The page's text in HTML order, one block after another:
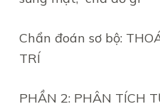
Chẩn đoán sơ bộ:
TRÍ
PHẦN 2: PHÂN TÍCH